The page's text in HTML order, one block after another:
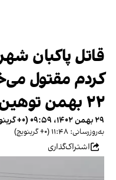
قاتل پاکبان
کردم مقتول
۲۲ بهمن توهین کند
۲۹ بهمن ۱۴۰۲، ۰۹:۵۹ (‎+۰ گرینویچ)
به‌روزرسانی: ۱۱:۴۸ (‎+۰ گرینویچ)
اشتراک‌گذاری